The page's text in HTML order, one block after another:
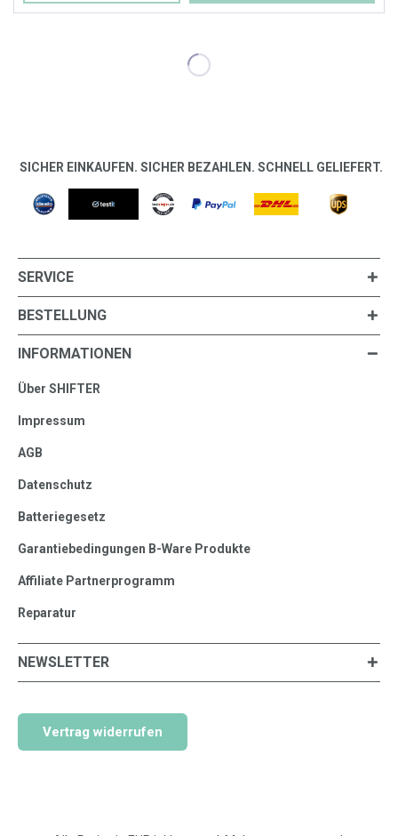
SICHER EINKAUFEN. SICHER BEZAHLEN. SCHNELL GELIEFERT.
SERVICE
BESTELLUNG
INFORMATIONEN
Über SHIFTER
Impressum
AGB
Datenschutz
Batteriegesetz
Garantiebedingungen B-Ware Produkte
Affiliate Partnerprogramm
Reparatur
NEWSLETTER
Vertrag widerrufen